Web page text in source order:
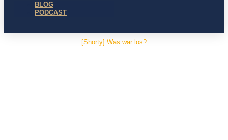
BLOG
PODCAST
[Shorty] Was war los?